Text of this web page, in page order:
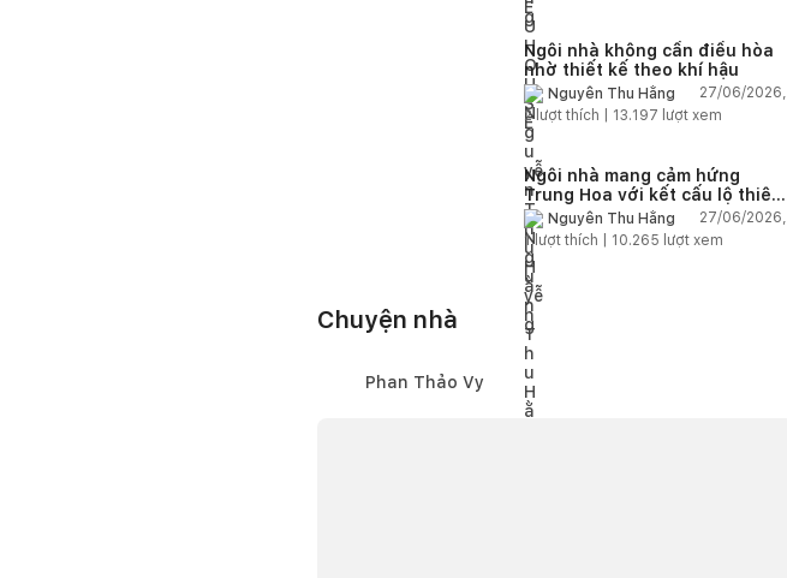
Ngôi nhà không cần điều hòa
nhờ thiết kế theo khí hậu
Nguyễn Thu Hằng
27/06/2026,
2lượt thích | 13.197 lượt xem
Ngôi nhà mang cảm hứng
Trung Hoa với kết cấu lộ thiên
hiện đại
Nguyễn Thu Hằng
27/06/2026,
1lượt thích | 10.265 lượt xem
Chuyện nhà
Phan Thảo Vy